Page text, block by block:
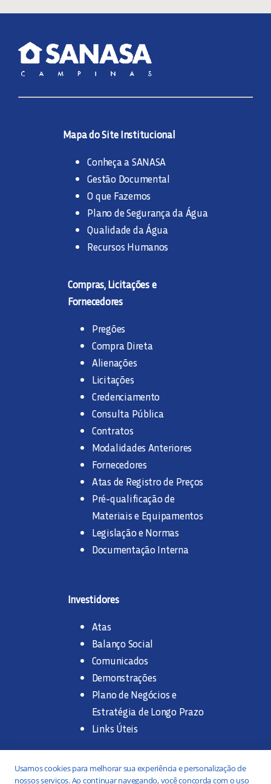
Mapa do Site Institucional
Conheça a SANASA
Gestão Documental
O que Fazemos
Plano de Segurança da Água
Qualidade da Água
Recursos Humanos
Compras, Licitações e
Fornecedores
Pregões
Compra Direta
Alienações
Licitações
Credenciamento
Consulta Pública
Contratos
Modalidades Anteriores
Fornecedores
Atas de Registro de Preços
Pré-qualificação de
Materiais e Equipamentos
Legislação e Normas
Documentação Interna
Investidores
Atas
Balanço Social
Comunicados
Demonstrações
Plano de Negócios e
Estratégia de Longo Prazo
Links Úteis
Trabalhe na SANASA
Usamos cookies para melhorar sua experiência e personalização de
nossos serviços. Ao continuar navegando, você concorda com o uso